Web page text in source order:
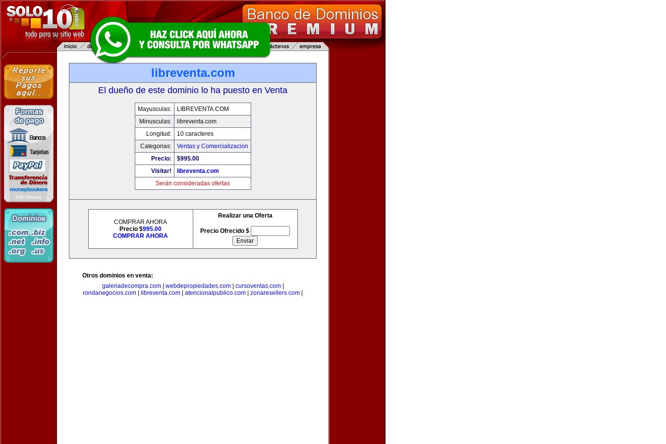
libreventa.com
El dueño de este dominio lo ha puesto en Venta
Mayusculas:
LIBREVENTA.COM
Minusculas:
libreventa.com
Longitud:
10 caracteres
Categorias:
Ventas y Comercializacion
Precio:
$995.00
Visitar!
libreventa.com
Serán consideradas ofertas
COMPRAR AHORA
Precio $995.00
COMPRAR AHORA
Realizar una Oferta
Precio Ofrecido $
Otros dominios en venta:
galeriadecompra.com| webdepropiedades.com| cursoventas.com|
rondanegocios.com
libreventa.com atencionalpublico.com zonaresellers.com